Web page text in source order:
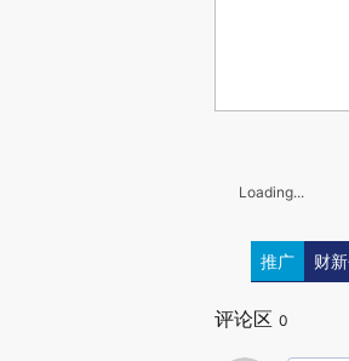
Loading...
推广 财
评论区 0